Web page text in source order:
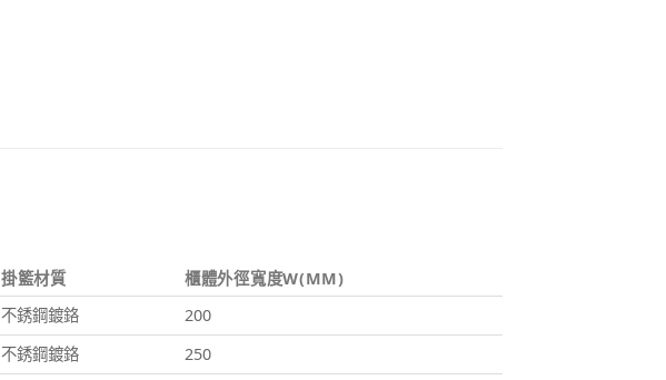
掛籃材質
櫃體外徑寬度W(MM)
不銹鋼鍍鉻
200
不銹鋼鍍鉻
250